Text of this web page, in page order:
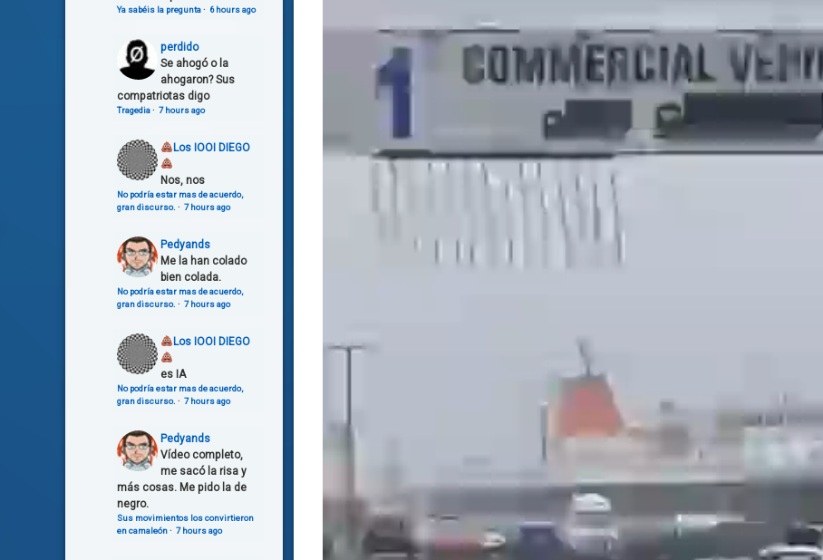
Ya sabéis la pregunta· 6 hours ago
perdido
Se ahogó o la
ahogaron? Sus
compatriotas digo
Tragedia· 7 hours ago
Los IOOI DIEGO
Nos, nos
No podría estar mas de acuerdo,
gran discurso. · 7 hours ago
Pedyands
Me la han colado
bien colada.
No podría estar mas de acuerdo,
gran discurso. · 7 hours ago
Los IOOI DIEGO
es IA
No podría estar mas de acuerdo,
gran discurso. · 7 hours ago
Pedyands
Vídeo completo,
me sacó la risa y
más cosas. Me pido la de
negro.
Sus movimientos los convirtieron
en camaleón· 7 hours ago